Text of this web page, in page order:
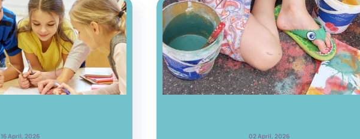
16 April, 2026 02 April, 2026